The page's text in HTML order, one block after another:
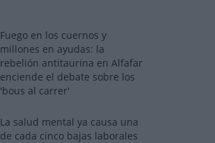
Fuego en los cuernos y
millones en ayudas: la
rebelión antitaurina en Alfafar
enciende el debate sobre los
'bous al carrer'
La salud mental ya causa una
de cada cinco bajas laborales